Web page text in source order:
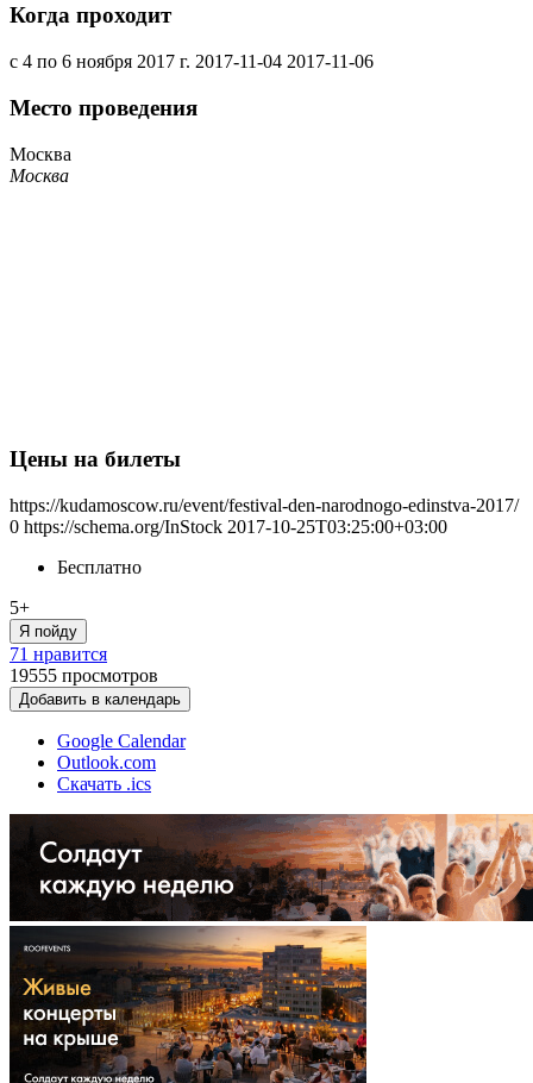
Когда проходит
с 4 по 6 ноября 2017 г. 2017-11-04 2017-11-06
Место проведения
Москва
Москва
Цены на билеты
https://kudamoscow.ru/event/festival-den-narodnogo-edinstva-2017/
0 https://schema.org/InStock 2017-10-25T03:25:00+03:00
Бесплатно
5+
Я пойду
71 нравится
19555 просмотров
Добавить в календарь
Google Calendar
Outlook.com
Скачать .ics